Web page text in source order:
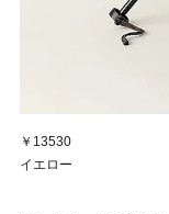
￥13530
イエロー